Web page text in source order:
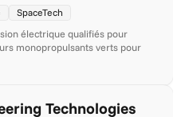
SpaceTech
électrique qualifiés pour
monopropulsants verts pour
Technologies